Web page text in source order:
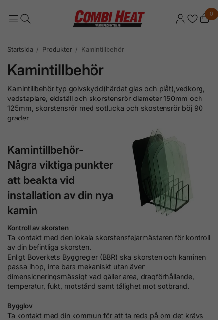
0
Startsida / Produkter / Kamintillbehör
Kamintillbehör
Kamintillbehör typ golvskydd(härdat glas och plåt),vedkorg,
vedstaplare, eldställ och skorstensrör diameter 150mm och
125mm, skorstensrör med sotlucka och skostensrör böj 90
grader
Kamintillbehör-
Några viktiga punkter
att beakta vid
installation av din nya
kamin
Kontroll av skorsten
Ta kontakt med den lokala skorstensfejarmästaren för kontroll
av din befintliga skorsten.
Enligt Boverkets Byggregler (BBR) ska skorsten och kaminen
passa ihop, inte bara mekaniskt utan även
dimensioneringsmässigt vad gäller area, dragförhållande,
temperatur, fukt, motstånd samt tålighet mot sotbrand.
Bygglov
Ta kontakt med din kommun för att ta reda på om det krävs